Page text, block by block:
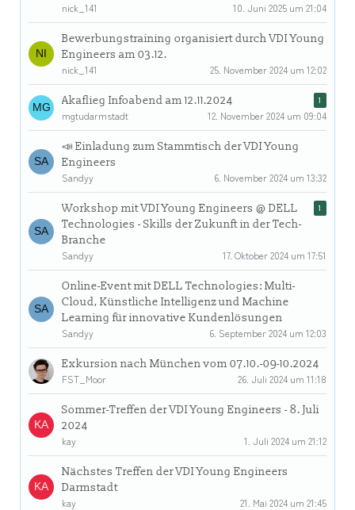
nick_141 10. Juni 2025 um 21:04
Bewerbungstraining organisiert durch VDI Young
Engineers am 03.12.
nick_141
25. November 2024 um 12:02
Akaflieg Infoabend am 12.11.2024 1
mgtudarmstadt 12. November 2024 um 09:04
📣 Einladung zum Stammtisch der VDI Young
Engineers
Sandyy
6. November 2024 um 13:32
Workshop mit VDI Young Engineers @ DELL
Technologies - Skills der Zukunft in der Tech-
Branche
1
Sandyy 17. Oktober 2024 um 17:51
Online-Event mit DELL Technologies: Multi-
Cloud, Künstliche Intelligenz und Machine
Learning für innovative Kundenlösungen
Sandyy
6. September 2024 um 12:03
Exkursion nach München vom 07.10.-09-10.2024
FST_Moor
26. Juli 2024 um 11:18
Sommer-Treffen der VDI Young Engineers - 8. Juli
2024
kay
1. Juli 2024 um 21:12
Nächstes Treffen der VDI Young Engineers
Darmstadt
kay
21. Mai 2024 um 21:45